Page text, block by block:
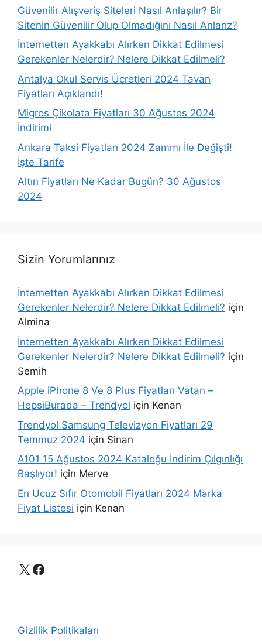
Güvenilir Alışveriş Siteleri Nasıl Anlaşılır? Bir
Sitenin Güvenilir Olup Olmadığını Nasıl Anlarız?
İnternetten Ayakkabı Alırken Dikkat Edilmesi
Gerekenler Nelerdir? Nelere Dikkat Edilmeli?
Antalya Okul Servis Ücretleri 2024 Tavan
Fiyatları Açıklandı!
Migros Çikolata Fiyatları 30 Ağustos 2024
İndirimi
Ankara Taksi Fiyatları 2024 Zammı İle Değişti!
İşte Tarife
Altın Fiyatları Ne Kadar Bugün? 30 Ağustos
2024
Sizin Yorumlarınız
İnternetten Ayakkabı Alırken Dikkat Edilmesi
Gerekenler Nelerdir? Nelere Dikkat Edilmeli? için
Almina
İnternetten Ayakkabı Alırken Dikkat Edilmesi
Gerekenler Nelerdir? Nelere Dikkat Edilmeli? için
Semih
Apple iPhone 8 Ve 8 Plus Fiyatları Vatan –
HepsiBurada – Trendyol için Kenan
Trendyol Samsung Televizyon Fiyatları 29
Temmuz 2024 için Sinan
A101 15 Ağustos 2024 Kataloğu İndirim Çılgınlığı
Başlıyor! için Merve
En Ucuz Sıfır Otomobil Fiyatları 2024 Marka
Fiyat Listesi için Kenan
X Facebook
Gizlilik Politikaları